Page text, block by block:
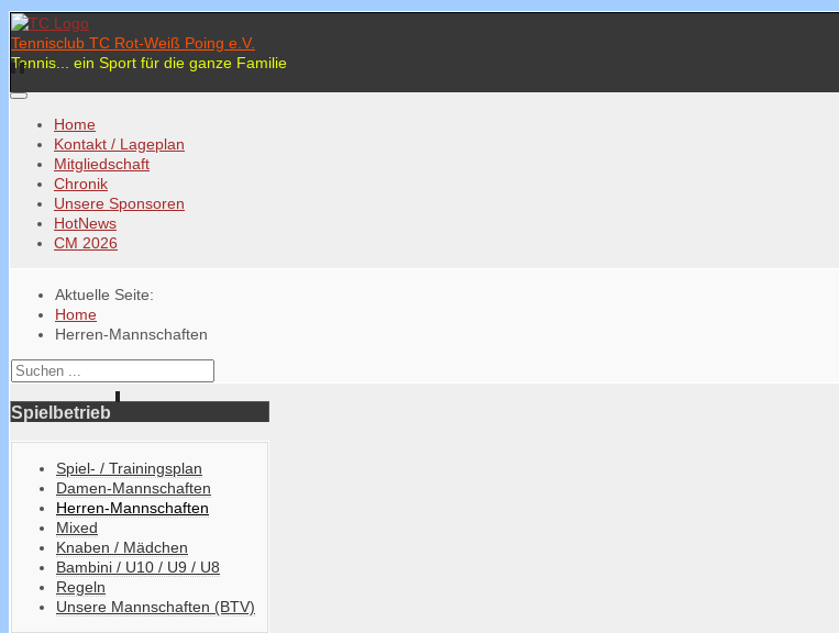
Tennisclub TC Rot-Weiß Poing e.V.
Tennis... ein Sport für die ganze Familie
Home
Kontakt / Lageplan
Mitgliedschaft
Chronik
Unsere Sponsoren
HotNews
CM 2026
Aktuelle Seite:
Home
Herren-Mannschaften
Spielbetrieb
Spiel- / Trainingsplan
Damen-Mannschaften
Herren-Mannschaften
Mixed
Knaben / Mädchen
Bambini / U10 / U9 / U8
Regeln
Unsere Mannschaften (BTV)